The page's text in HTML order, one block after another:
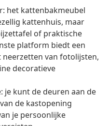
het kattenbakmeubel
kattenhuis, maar
of praktische
platform biedt een
van fotolijsten,
decoratieve
je kunt de deuren aan de
de kastopening
je persoonlijke